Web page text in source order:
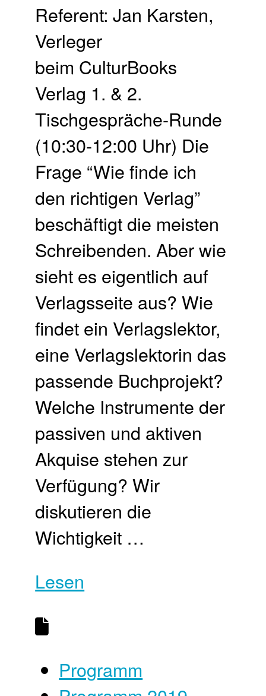
Referent: Jan Karsten,
Verleger
beim CulturBooks
Verlag 1. & 2.
Tischgespräche-Runde
(10:30-12:00 Uhr) Die
Frage “Wie finde ich
den richtigen Verlag”
beschäftigt die meisten
Schreibenden. Aber wie
sieht es eigentlich auf
Verlagsseite aus? Wie
findet ein Verlagslektor,
eine Verlagslektorin das
passende Buchprojekt?
Welche Instrumente der
passiven und aktiven
Akquise stehen zur
Verfügung? Wir
diskutieren die
Wichtigkeit …
Lesen
Programm